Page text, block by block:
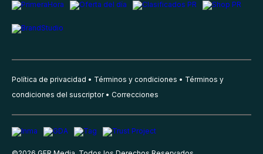
Política de privacidad Términos y condiciones
Términos y
condiciones del suscriptor
Correcciones